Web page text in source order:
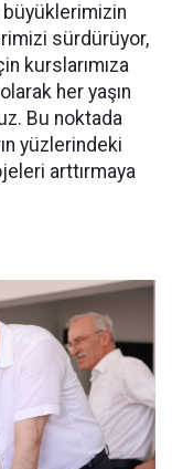
sürdürüyor,
kurslarımıza
her yaşın
Bu noktada
yüzlerindeki
arttırmaya